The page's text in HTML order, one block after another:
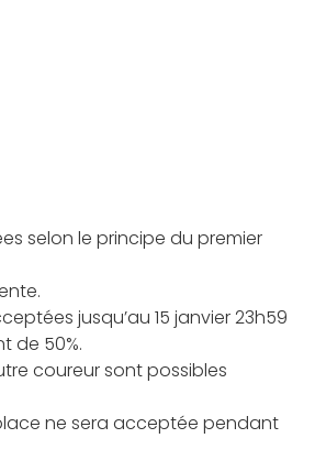
selon le principe du premier
jusqu’au 15 janvier 23h59
de 50%.
coureur sont possibles
ne sera acceptée pendant